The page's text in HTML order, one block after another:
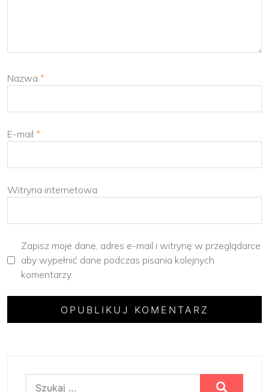
Nazwa *
E-mail *
Witryna internetowa
Zapisz moje dane, adres e-mail i witrynę w przeglądarce
aby wypełnić dane podczas pisania kolejnych
komentarzy.